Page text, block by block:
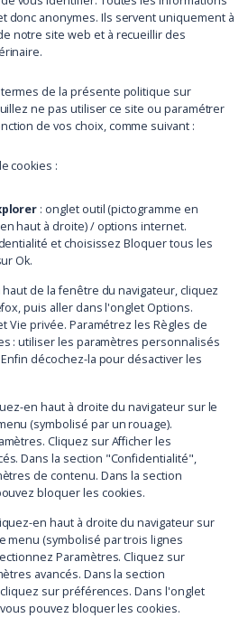
donc anonymes. Ils servent uniquement à
notre site web et à recueillir des
de la présente politique sur
ne pas utiliser ce site ou paramétrer
de vos choix, comme suivant :
cookies :
: onglet outil (pictogramme en
haut à droite) / options internet.
et choisissez Bloquer tous les
Ok.
de la fenêtre du navigateur, cliquez
puis aller dans l'onglet Options.
Vie privée. Paramétrez les Règles de
: utiliser les paramètres personnalisés
décochez-la pour désactiver les
en haut à droite du navigateur sur le
(symbolisé par un rouage).
Cliquez sur Afficher les
Dans la section "Confidentialité",
de contenu. Dans la section
bloquer les cookies.
en haut à droite du navigateur sur
menu (symbolisé par trois lignes
Paramètres. Cliquez sur
avancés. Dans la section
sur préférences. Dans l'onglet
pouvez bloquer les cookies.